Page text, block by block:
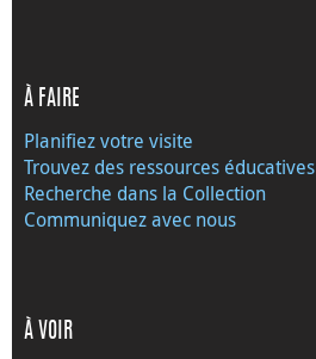
À FAIRE
Planifiez votre visite
Trouvez des ressources éducatives
Recherche dans la Collection
Communiquez avec nous
À VOIR